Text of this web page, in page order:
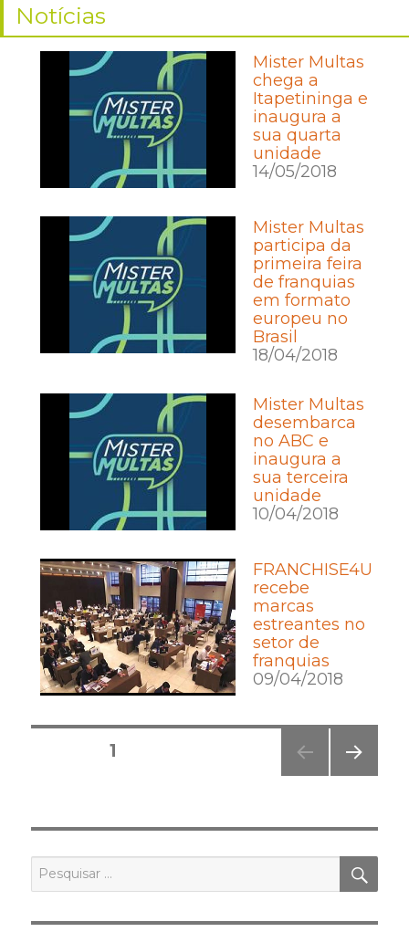
Notícias
Mister Multas
chega a
Itapetininga e
inaugura a
sua quarta
unidade
14/05/2018
Mister Multas
participa da
primeira feira
de franquias
em formato
europeu no
Brasil
18/04/2018
Mister Multas
desembarca
no ABC e
inaugura a
sua terceira
unidade
10/04/2018
FRANCHISE4U
recebe
marcas
estreantes no
setor de
franquias
09/04/2018
Posts
PÁGINA1
NA
por: